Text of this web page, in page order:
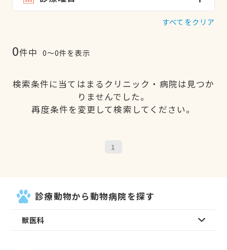
すべてをクリア
0件中 0〜0件を表示
検索条件に当てはまるクリニック・病院は見つか
りませんでした。
再度条件を変更して検索してください。
1
診療動物から動物病院を探す
獣医科